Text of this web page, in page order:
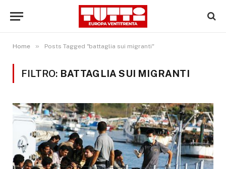
Home » Posts Tagged "battaglia sui migranti"
FILTRO: BATTAGLIA SUI MIGRANTI